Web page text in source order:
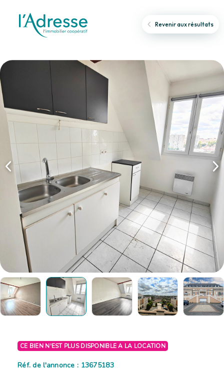
Revenir aux résultats
CE BIEN N'EST PLUS DISPONIBLE A LA LOCATION
Réf. de l'annonce : 13675183